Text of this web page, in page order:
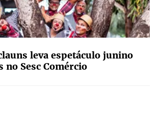
leva espetáculo junino
no Sesc Comércio